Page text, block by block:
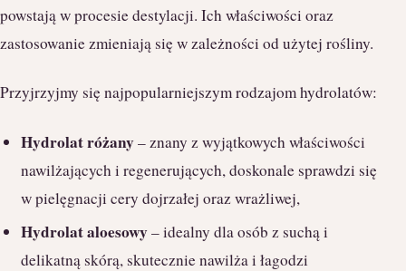
powstają w procesie destylacji. Ich właściwości oraz
zastosowanie zmieniają się w zależności od użytej rośliny.
Przyjrzyjmy się najpopularniejszym rodzajom hydrolatów:
Hydrolat różany– znany z wyjątkowych właściwości
nawilżających i regenerujących, doskonale sprawdzi się
w pielęgnacji cery dojrzałej oraz wrażliwej,
Hydrolat aloesowy– idealny dla osób z suchą i
delikatną skórą, skutecznie nawilża i łagodzi